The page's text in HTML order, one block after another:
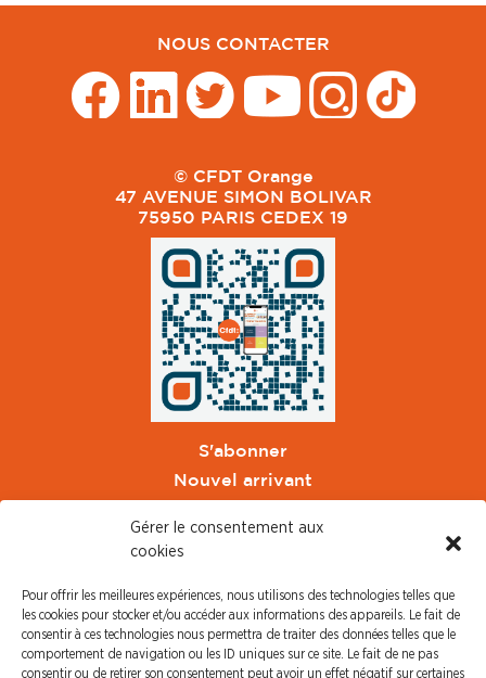
Gérer le consentement aux
cookies
Pour offrir les meilleures expériences, nous utilisons des technologies telles que
les cookies pour stocker et/ou accéder aux informations des appareils. Le fait de
consentir à ces technologies nous permettra de traiter des données telles que le
comportement de navigation ou les ID uniques sur ce site. Le fait de ne pas
consentir ou de retirer son consentement peut avoir un effet négatif sur certaines
NOUS CONTACTER
© CFDT Orange
47 AVENUE SIMON BOLIVAR
75950 PARIS CEDEX 19
S'abonner
Nouvel arrivant
CFDT Cadres
CFDT Retraités
L'UFFA